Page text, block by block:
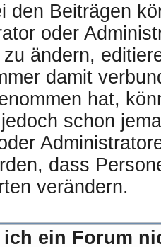
den Beiträgen
oder
ändern,
damit
hat,
schon
dass
verändern.
ich ein Forum